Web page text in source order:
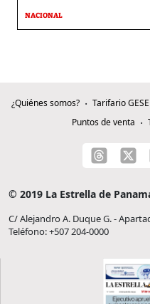
NACIONAL
¿Quiénes somos? Tarifario GESE
Puntos de venta
© 2019 La Estrella de
C/ Alejandro A. Duque G. -
Teléfono: +507 204-0000